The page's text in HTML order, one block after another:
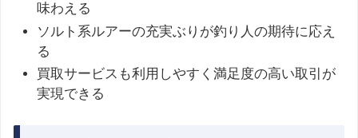
味わえる
ソルト系ルアーの充実ぶりが釣り人の期待に応え
る
買取サービスも利用しやすく満足度の高い取引が
実現できる